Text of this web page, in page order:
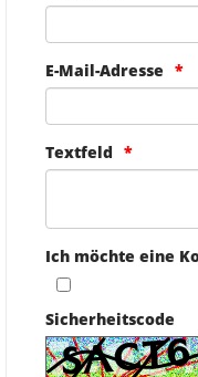
E-Mail-Adresse
Textfeld
Ich möchte eine
Sicherheitscode